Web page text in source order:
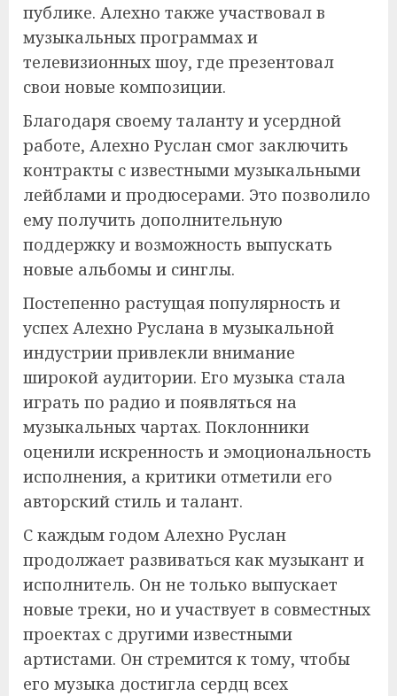
публике. Алехно также участвовал в
музыкальных программах и
телевизионных шоу, где презентовал
свои новые композиции.
Благодаря своему таланту и усердной
работе, Алехно Руслан смог заключить
контракты с известными музыкальными
лейблами и продюсерами. Это позволило
ему получить дополнительную
поддержку и возможность выпускать
новые альбомы и синглы.
Постепенно растущая популярность и
успех Алехно Руслана в музыкальной
индустрии привлекли внимание
широкой аудитории. Его музыка стала
играть по радио и появляться на
музыкальных чартах. Поклонники
оценили искренность и эмоциональность
исполнения, а критики отметили его
авторский стиль и талант.
С каждым годом Алехно Руслан
продолжает развиваться как музыкант и
исполнитель. Он не только выпускает
новые треки, но и участвует в совместных
проектах с другими известными
артистами. Он стремится к тому, чтобы
его музыка достигла сердц всех